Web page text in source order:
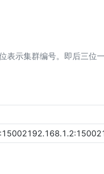
表示集群编号。即后三位